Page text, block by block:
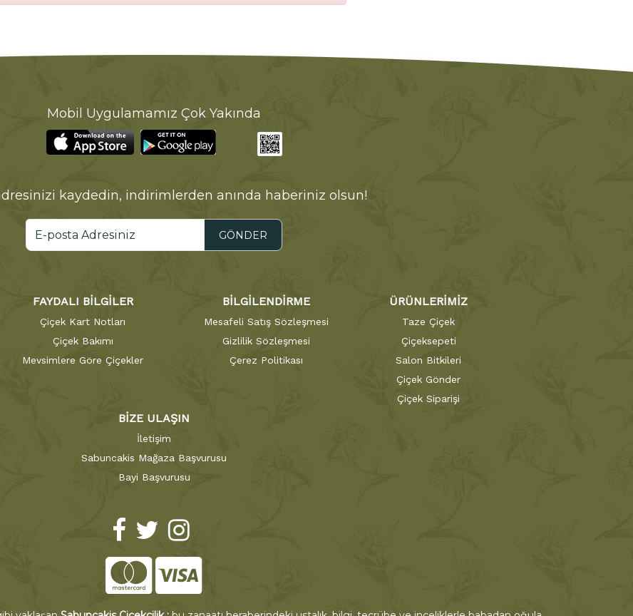
Mobil Uygulamamız Çok Yakında
kaydedin, indirimlerden anında haberiniz olsun!
GÖNDER
FAYDALI BİLGİLER
Çiçek Kart Notları
Çiçek Bakımı
Mevsimlere Göre Çiçekler
BİLGİLENDİRME
Mesafeli Satış Sözleşmesi
Gizlilik Sözleşmesi
Çerez Politikası
ÜRÜNLERİMİZ
Taze Çiçek
Çiçeksepeti
Salon Bitkileri
Çiçek Gönder
Çiçek Siparişi
BİZE ULAŞIN
İletişim
Sabuncakis Mağaza Başvurusu
Bayi Başvurusu